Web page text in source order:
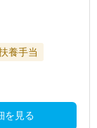
養手当
を見る